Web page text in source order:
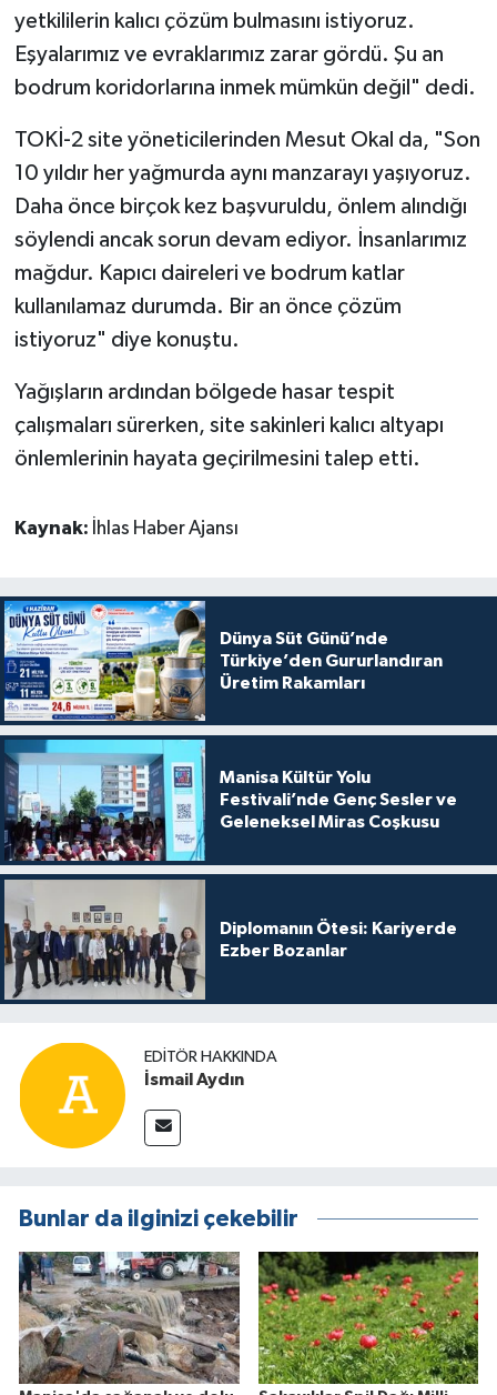
yetkililerin kalıcı çözüm bulmasını istiyoruz.
Eşyalarımız ve evraklarımız zarar gördü. Şu an
bodrum koridorlarına inmek mümkün değil" dedi.
TOKİ-2 site yöneticilerinden Mesut Okal da, "Son
10 yıldır her yağmurda aynı manzarayı yaşıyoruz.
Daha önce birçok kez başvuruldu, önlem alındığı
söylendi ancak sorun devam ediyor. İnsanlarımız
mağdur. Kapıcı daireleri ve bodrum katlar
kullanılamaz durumda. Bir an önce çözüm
istiyoruz" diye konuştu.
Yağışların ardından bölgede hasar tespit
çalışmaları sürerken, site sakinleri kalıcı altyapı
önlemlerinin hayata geçirilmesini talep etti.
Kaynak: İhlas Haber Ajansı
Dünya Süt Günü’nde
Türkiye’den Gururlandıran
Üretim Rakamları
Manisa Kültür Yolu
Festivali’nde Genç Sesler ve
Geleneksel Miras Coşkusu
Diplomanın Ötesi: Kariyerde
Ezber Bozanlar
EDITÖR HAKKINDA
İsmail Aydın
Bunlar da ilginizi çekebilir